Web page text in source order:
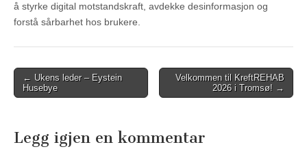
å styrke digital motstandskraft, avdekke desinformasjon og
forstå sårbarhet hos brukere.
Post
navigation
← Ukens leder – Eystein
Husebye
Velkommen til KreftREHAB
2026 i Tromsø! →
Legg igjen en kommentar